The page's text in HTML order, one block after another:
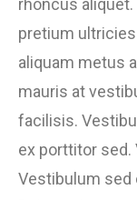
rhoncus
pretium
aliquam metus
mauris at
facilisis.
ex porttitor sed.
Vestibulum sed